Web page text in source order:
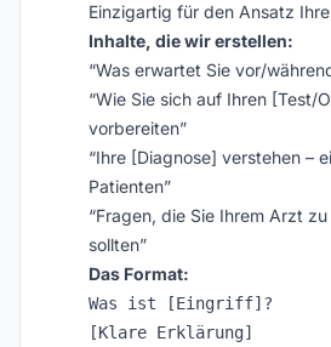
Einzigartig für den Ansatz
Inhalte, die wir erstellen:
“Was erwartet Sie vor/
“Wie Sie sich auf Ihren [Test/
vorbereiten”
“Ihre [Diagnose] verstehen –
Patienten”
“Fragen, die Sie Ihrem Arzt
sollten”
Das Format:
Was ist [Eingriff]?
[Klare Erklärung]